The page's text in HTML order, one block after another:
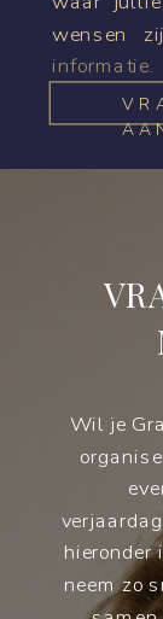
wensen
informatie.
Wil je
hieronder
neem zo